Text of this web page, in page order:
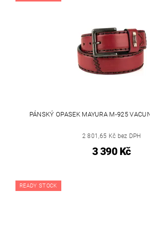
PÁNSKÝ OPASEK MAYURA M-925
2 801,65 Kč bez DPH
3 390 Kč
READY STOCK